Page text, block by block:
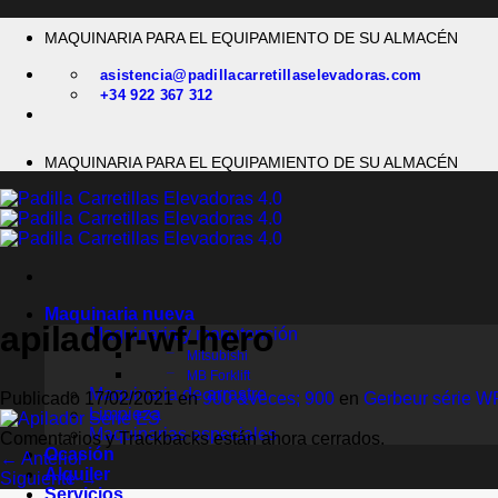
MAQUINARIA PARA EL EQUIPAMIENTO DE SU ALMACÉN
asistencia@padillacarretillaselevadoras.com
+34 922 367 312
MAQUINARIA PARA EL EQUIPAMIENTO DE SU ALMACÉN
Maquinaria nueva
Maquinaria y manutención
Mitsubishi
MB Forklift
Maquinaria de arrastre
Limpieza
Maquinarias especiales
Ocasión
Alquiler
Servicios
apilador-wf-hero
Publicado 17/02/2021en900 &veces; 900 en Gerbeur série
Comentarios y Trackbacks están ahora cerrados.
← Anterior
Siguiente→